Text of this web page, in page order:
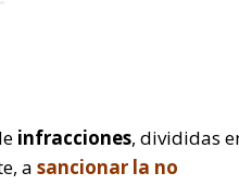
infracciones, divididas
a sancionar la no